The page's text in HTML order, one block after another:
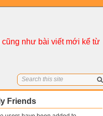
như bài viết mới kể từ
Friends